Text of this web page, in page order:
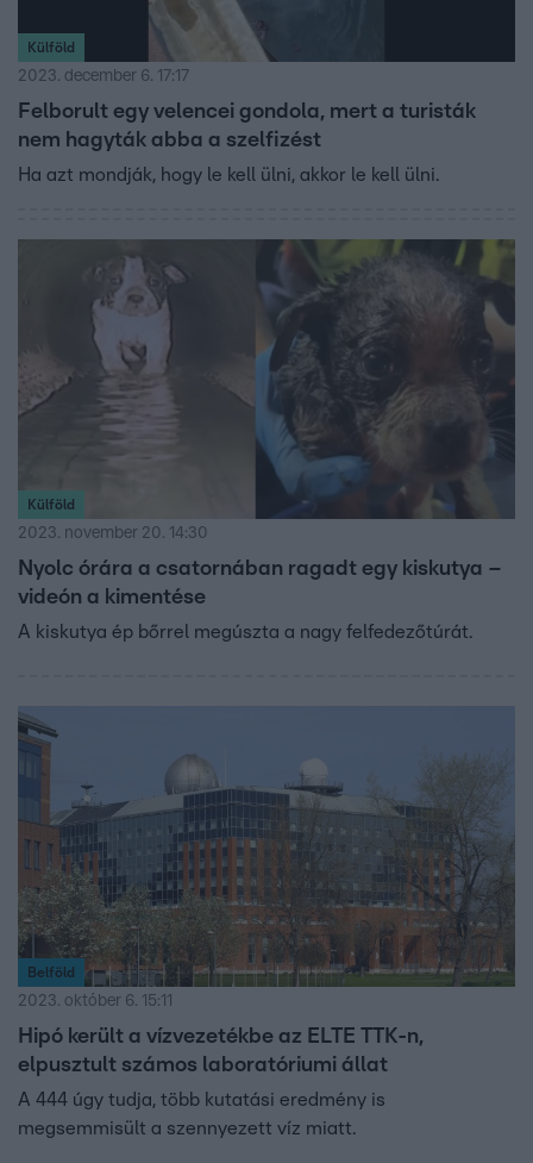
Külföld
2023. december 6. 17:17
Felborult egy velencei gondola, mert a turisták
nem hagyták abba a szelfizést
Ha azt mondják, hogy le kell ülni, akkor le kell ülni.
Külföld
2023. november 20. 14:30
Nyolc órára a csatornában ragadt egy kiskutya –
videón a kimentése
A kiskutya ép bőrrel megúszta a nagy felfedezőtúrát.
Belföld
2023. október 6. 15:11
Hipó került a vízvezetékbe az ELTE TTK-n,
elpusztult számos laboratóriumi állat
A 444 úgy tudja, több kutatási eredmény is
megsemmisült a szennyezett víz miatt.